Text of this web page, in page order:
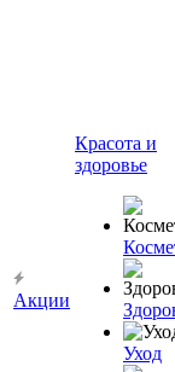
Акции
Красота и
здоровье
Уход